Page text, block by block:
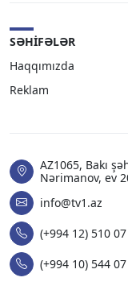
SƏHIFƏLƏR
Haqqımızda
Reklam
AZ1065, Bakı
Nərimanov, ev
info@tv1.az
(+994 12) 510
(+994 10) 544